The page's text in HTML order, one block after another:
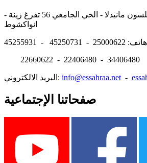
المقر: شارع نيلسون مانيدلا - الحي الجامعي 56 تفرغ زينة -
هاتف: 25000622 - 45250731 - 45255931
22660622 - 22406480 - 34406480
البريد الالكتروني: info@essahraa.net -
صفحاتنا الإجتماعية